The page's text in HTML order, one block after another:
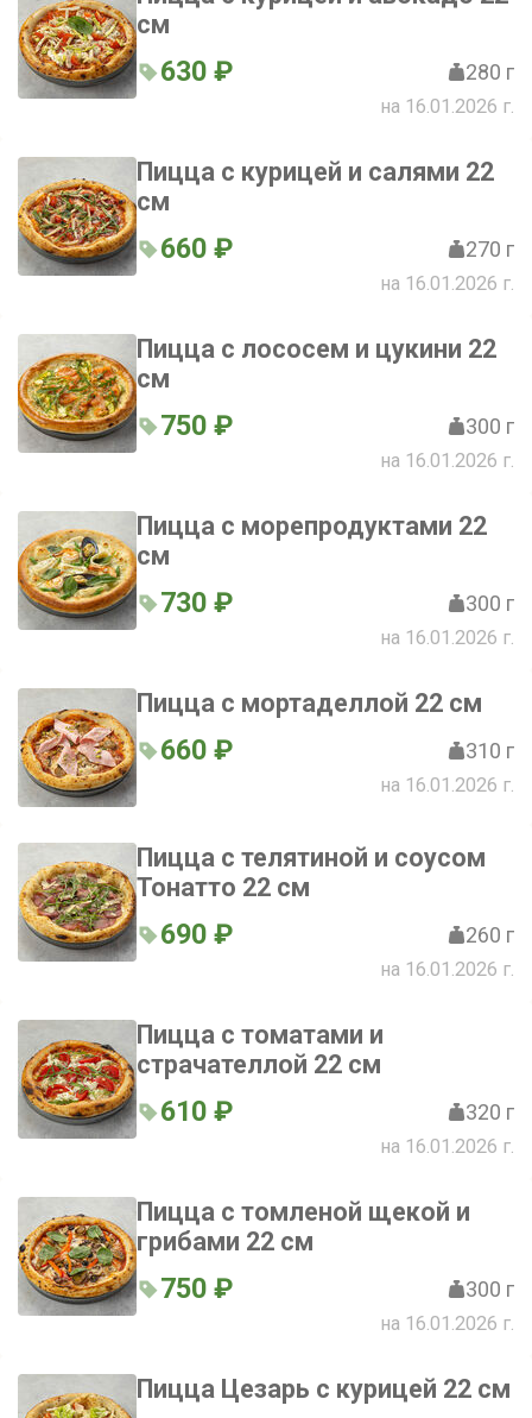
см
630 ₽ 280 г
на 16.01.2026 г.
Пицца с курицей и салями 22
см
660 ₽ 270 г
на 16.01.2026 г.
Пицца с лососем и цукини 22
см
750 ₽ 300 г
на 16.01.2026 г.
Пицца с морепродуктами 22
см
730 ₽ 300 г
на 16.01.2026 г.
Пицца с мортаделлой 22 см
660 ₽ 310 г
на 16.01.2026 г.
Пицца с телятиной и соусом
Тонатто 22 см
690 ₽ 260 г
на 16.01.2026 г.
Пицца с томатами и
страчателлой 22 см
610 ₽ 320 г
на 16.01.2026 г.
Пицца с томленой щекой и
грибами 22 см
750 ₽ 300 г
на 16.01.2026 г.
Пицца Цезарь с курицей 22 см